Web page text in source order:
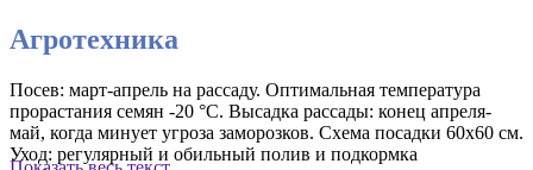
Агротехника
Посев: март-апрель на рассаду. Оптимальная температура
прорастания семян -20 °С. Высадка рассады: конец апреля-
май, когда минует угроза заморозков. Схема посадки 60х60 см.
Уход: регулярный и обильный полив и подкормка